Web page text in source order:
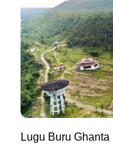
Lugu Buru Ghanta